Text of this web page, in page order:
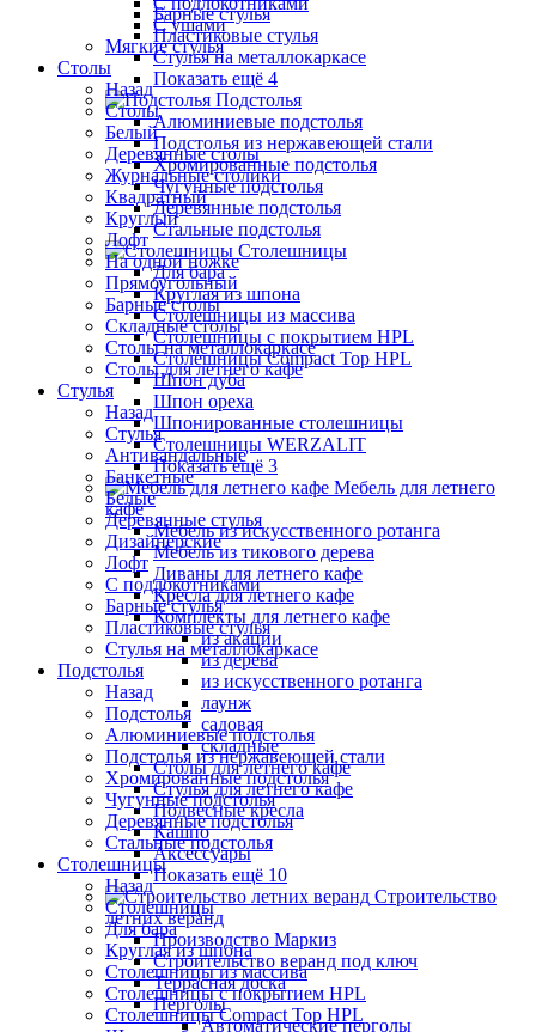
Барные стулья
Пластиковые стулья
Стулья на металлокаркасе
Показать ещё 4
Подстолья
Алюминиевые подстолья
Подстолья из нержавеющей стали
Хромированные подстолья
Чугунные подстолья
Деревянные подстолья
Стальные подстолья
Столешницы
Для бара
Круглая из шпона
Столешницы из массива
Столешницы с покрытием HPL
Столешницы Сompact Top HPL
Шпон дуба
Шпон ореха
Шпонированные столешницы
Столешницы WERZALIT
Показать ещё 3
Мебель для летнего
кафе
Мебель из искусственного ротанга
Мебель из тикового дерева
Диваны для летнего кафе
Кресла для летнего кафе
Комплекты для летнего кафе
из акации
из дерева
из искусственного ротанга
лаунж
садовая
складные
Столы для летнего кафе
Стулья для летнего кафе
Подвесные кресла
Кашпо
Аксессуары
Показать ещё 10
Строительство
летних веранд
Производство Маркиз
Строительство веранд под ключ
Террасная доска
Перголы
Автоматические перголы
С ушами
Мягкие стулья
Столы
Назад
Столы
Белый
Деревянные столы
Журнальные столики
Квадратный
Круглый
Лофт
На одной ножке
Прямоугольный
Барные столы
Складные столы
Столы на металлокаркасе
Столы для летнего кафе
Стулья
Назад
Стулья
Антивандальные
Банкетные
Белые
Деревянные стулья
Дизайнерские
Лофт
С подлокотниками
Барные стулья
Пластиковые стулья
Стулья на металлокаркасе
Подстолья
Назад
Подстолья
Алюминиевые подстолья
Подстолья из нержавеющей стали
Хромированные подстолья
Чугунные подстолья
Деревянные подстолья
Стальные подстолья
Столешницы
Назад
Столешницы
Для бара
Круглая из шпона
Столешницы из массива
Столешницы с покрытием HPL
Столешницы Сompact Top HPL